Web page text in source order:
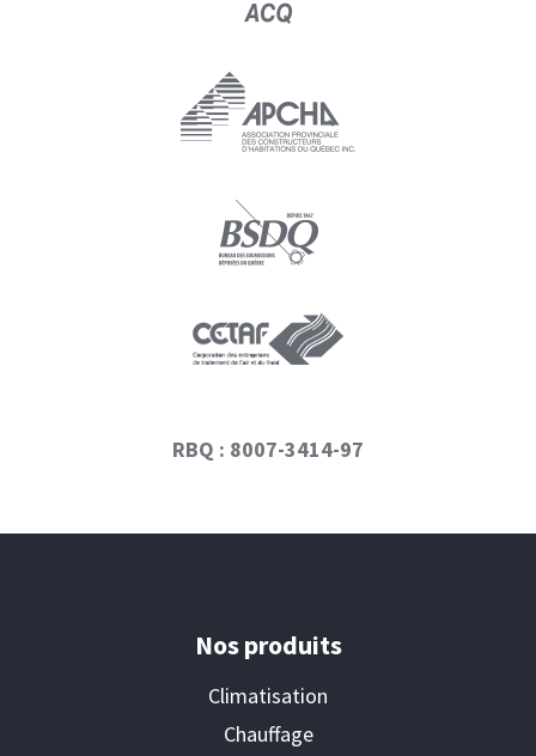
RBQ : 8007-3414-97
Nos produits
Climatisation
Chauffage